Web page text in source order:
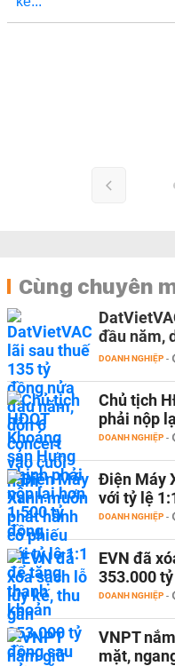
Cùng chuyên
đầu năm,
DOANH NGHIỆP -
Chủ tịch
phải nộp
DOANH NGHIỆP -
Điện Máy
với tỷ lệ
DOANH NGHIỆP -
EVN đã
353.000
DOANH NGHIỆP -
VNPT
mặt,